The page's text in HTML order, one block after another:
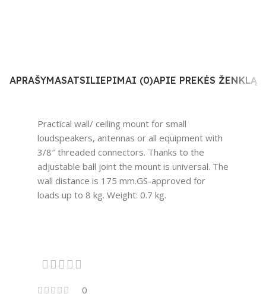
APRAŠYMASATSILIEPIMAI (0)APIE PREKĖS ŽENKLĄ
Practical wall/ ceiling mount for small
loudspeakers, antennas or all equipment with
3/8″ threaded connectors. Thanks to the
adjustable ball joint the mount is universal. The
wall distance is 175 mm.GS-approved for
loads up to 8 kg. Weight: 0.7 kg.
0